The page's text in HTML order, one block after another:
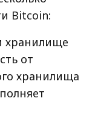
Bitcoin:
хранилище
от
хранилища